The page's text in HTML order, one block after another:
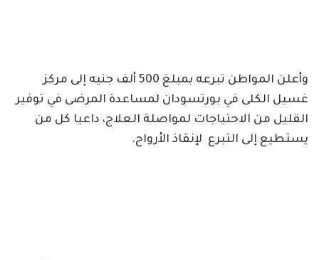
وأعلن المواطن تبرعه بمبلغ 500 ألف جنيه إلى مركز
غسيل الكلى في بورتسودان لمساعدة المرضى في توفير
القليل من الاحتياجات لمواصلة العلاج، داعيا كل من
يستطيع إلى التبرع لإنقاذ الأرواح.